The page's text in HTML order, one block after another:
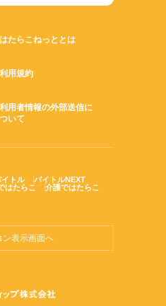
はたらこねっととは
利用規約
利用者情報の外部送信に
ついて
トル
バイトルNEXT
はたらこ 介護ではたらこ
ン表示画面へ